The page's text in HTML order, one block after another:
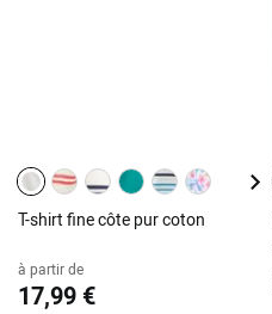
T-shirt fine côte pur coton
à partir de
17,99 €